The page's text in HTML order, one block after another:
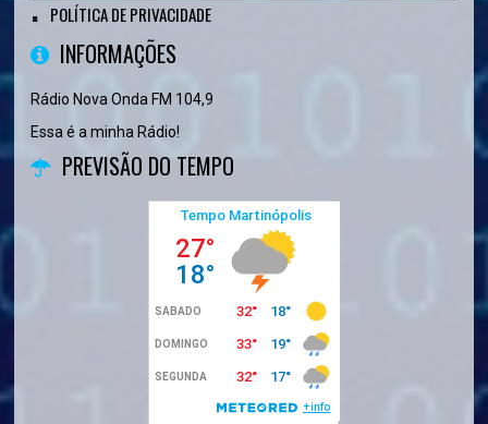
POLÍTICA DE PRIVACIDADE
INFORMAÇÕES
Rádio Nova Onda FM 104,9
Essa é a minha Rádio!
PREVISÃO DO TEMPO